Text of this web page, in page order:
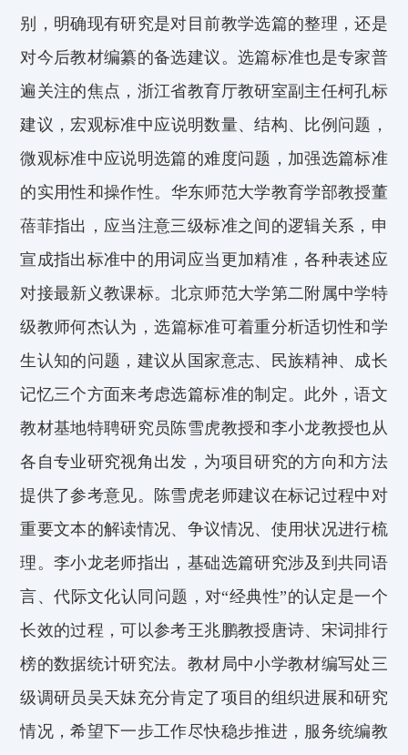
别
，明确现有研究是对目前教学选篇的整理，还是
对今后教材编纂的备选建议。 选篇标准也是专家普
遍关注的焦点 ， 浙江省教育厅教研室副主任柯孔标
建议 ， 宏观标准中应说明数量、结构、比例问题，
微观标准中应说明选篇的难度问题，加强选篇标准
的实用性和操作性。 华东师范大学教育学部教授董
蓓菲指出， 应当注意三级标准之间的逻辑关系，申
宣成指出标准中的用词应当更加精准，各种表述应
对接最新义教课标。 北京师范大学第二附属中学特
级教师何杰认为，选篇标准可着重分析适切性和学
生认知的问题 ， 建议从 国家意志、民族精神、成长
记忆三个方面来考虑选篇标准的制定。 此外，语文
教材基地特聘研究员陈雪虎教授和李小龙教授也从
各自专业研究视角出发，为项目研究的方向和方法
提供了参考意见。陈雪虎老师建议在标记过程中对
重要文本的解读情况、争议情况、使用状况进行梳
理。李小龙老师指出，基础选篇研究涉及到共同语
言、代际文化认同问题，对“经典性”的认定是一个
长效的过程，可以参考王兆鹏教授唐诗、宋词排行
榜的数据统计研究法。 教材局中小学教材编写处三
级调研员吴天妹充分肯定了项目的组织进展和研究
情况，希望下一步工作尽快稳步推进，服务统编教